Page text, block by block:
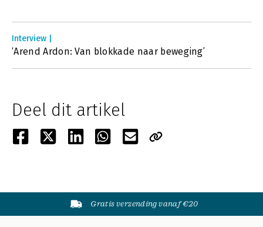
Interview |
‘Arend Ardon: Van blokkade naar beweging’
Deel dit artikel
Gratis verzending vanaf €20